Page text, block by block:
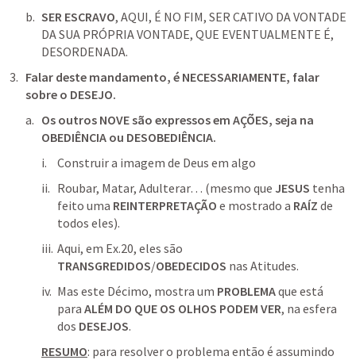
SER ESCRAVO, AQUI, É NO FIM, SER CATIVO DA VONTADE
DA SUA PRÓPRIA VONTADE, QUE EVENTUALMENTE É,
DESORDENADA.
Falar deste mandamento, é NECESSARIAMENTE, falar
sobre o DESEJO.
Os outros NOVE são expressos em AÇÕES, seja na
OBEDIÊNCIA ou DESOBEDIÊNCIA.
Construir a imagem de Deus em algo
Roubar, Matar, Adulterar… (mesmo que JESUS tenha
feito uma REINTERPRETAÇÃO e mostrado a RAÍZ de
todos eles).
Aqui, em Ex.20
TRANSGREDIDOS/OBEDECIDOS nas Atitudes.
Mas este Décimo, mostra um PROBLEMA que está
para ALÉM DO QUE OS OLHOS PODEM VER, na esfera
dos DESEJOS.
RESUMO: para resolver o problema então é assumindo